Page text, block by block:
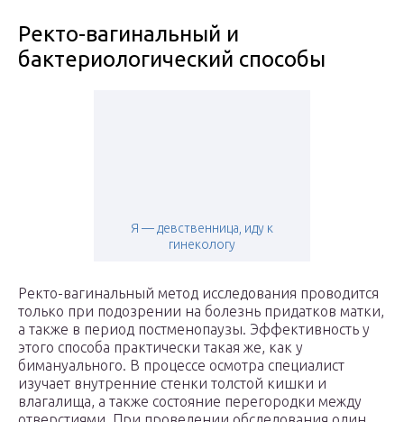
Ректо-вагинальный и
бактериологический способы
Я — девственница, иду к
гинекологу
Ректо-вагинальный метод исследования проводится
только при подозрении на болезнь придатков матки,
а также в период постменопаузы. Эффективность у
этого способа практически такая же, как у
бимануального. В процессе осмотра специалист
изучает внутренние стенки толстой кишки и
влагалища, а также состояние перегородки между